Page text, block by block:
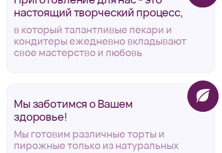
Широкий ассортимент
десертов
у нас можно найти огромный выбор
разнообразных десертов: торты,